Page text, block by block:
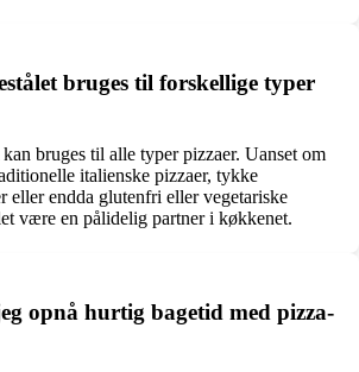
bruges til forskellige typer
kan bruges til alle typer pizzaer. Uanset om
italienske pizzaer, tykke
eller endda glutenfri eller vegetariske
være en pålidelig partner i køkkenet.
opnå hurtig bagetid med pizza-